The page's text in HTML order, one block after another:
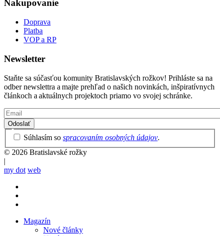
Nakupovanie
Doprava
Platba
VOP a RP
Newsletter
Staňte sa súčasťou komunity Bratislavských rožkov! Prihláste sa na
odber newslettra a majte prehľad o našich novinkách, inšpiratívnych
článkoch a aktuálnych projektoch priamo vo svojej schránke.
Email
Privacy
Policy
Súhlasím so spracovaním osobných údajov.
© 2026 Bratislavské rožky
|
my dot web
Magazín
Nové články